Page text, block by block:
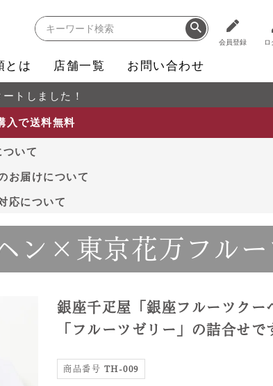
会員登録
ロ
とは 店舗一覧 お問い合わせ
トしました！
入で送料無料
いて
お届けについて
応について
ン×東京花万フルー
銀座千疋屋「銀座フルーツクー
「フルーツゼリー」の詰合せで
商品番号 TH-009